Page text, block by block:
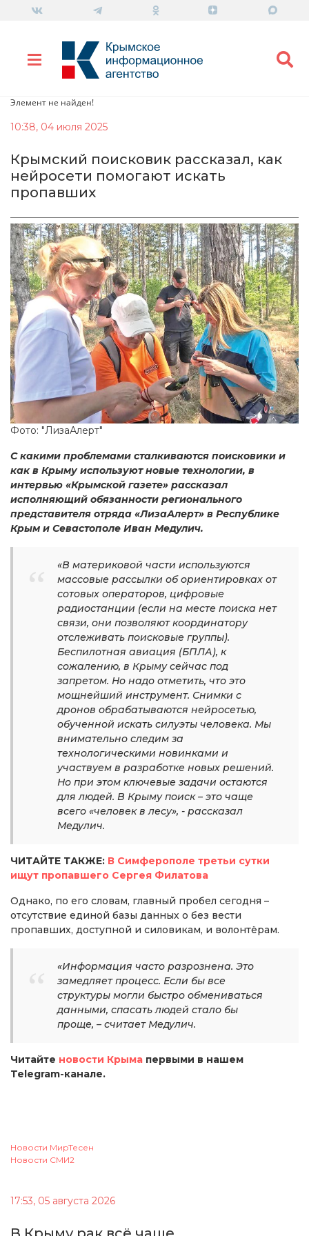
Элемент не найден!
10:38, 04 июля 2025
Крымский поисковик рассказал, как
нейросети помогают искать
пропавших
Фото: "ЛизаАлерт"
С какими проблемами сталкиваются поисковики и
как в Крыму используют новые технологии, в
интервью «Крымской газете» рассказал
исполняющий обязанности регионального
представителя отряда «ЛизаАлерт» в Республике
Крым и Севастополе Иван Медулич.
«В материковой части используются
массовые рассылки об ориентировках от
сотовых операторов, цифровые
радиостанции (если на месте поиска нет
связи, они позволяют координатору
отслеживать поисковые группы).
Беспилотная авиация (БПЛА), к
сожалению, в Крыму сейчас под
запретом. Но надо отметить, что это
мощнейший инструмент. Снимки с
дронов обрабатываются нейросетью,
обученной искать силуэты человека. Мы
внимательно следим за
технологическими новинками и
участвуем в разработке новых решений.
Но при этом ключевые задачи остаются
для людей. В Крыму поиск – это чаще
всего «человек в лесу», - рассказал
Медулич.
ЧИТАЙТЕ ТАКЖЕ: В Симферополе третьи сутки
ищут пропавшего Сергея Филатова
Однако, по его словам, главный пробел сегодня –
отсутствие единой базы данных о без вести
пропавших, доступной и силовикам, и волонтёрам.
«Информация часто разрознена. Это
замедляет процесс. Если бы все
структуры могли быстро обмениваться
данными, спасать людей стало бы
проще, – считает Медулич.
Читайте новости Крыма первыми в нашем
Telegram-канале.
Новости МирТесен
Новости СМИ2
17:53, 05 августа 2026